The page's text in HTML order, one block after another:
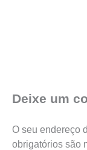
Deixe um
O seu endereço
obrigatórios são